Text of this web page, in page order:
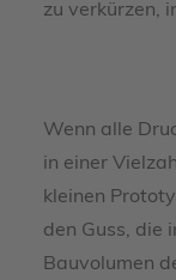
zu verkürzen,
Wenn alle
in einer
kleinen
den Guss, die
Bauvolumen